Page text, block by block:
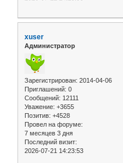
xuser
Администратор
Зарегистрирован: 2014-04-06
Приглашений: 0
Сообщений: 12111
Уважение: +3655
Позитив: +4528
Провел на форуме:
7 месяцев 3 дня
Последний визит:
2026-07-21 14:23:53